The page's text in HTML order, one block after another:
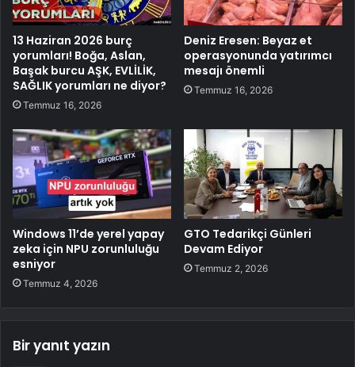
13 Haziran 2026 burç
yorumları! Boğa, Aslan,
Başak burcu AŞK, EVLİLİK,
SAĞLIK yorumları ne diyor?
Temmuz 16, 2026
Deniz Eresen: Beyaz et
operasyonunda yatırımcı
mesajı önemli
Temmuz 16, 2026
Windows 11’de yerel yapay
zeka için NPU zorunluluğu
esniyor
Temmuz 4, 2026
GTO Tedarikçi Günleri
Devam Ediyor
Temmuz 2, 2026
Bir yanıt yazın